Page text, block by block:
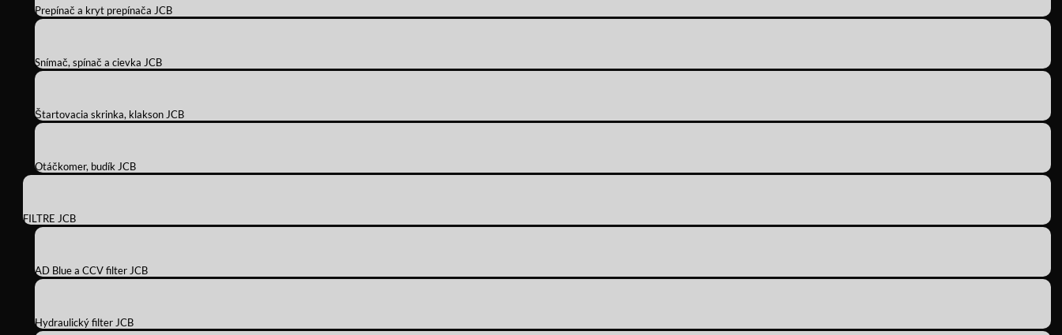
Prepínač a kryt prepínača JCB
Snímač, spínač a cievka JCB
Štartovacia skrinka, klakson JCB
Otáčkomer, budík JCB
FILTRE JCB
AD Blue a CCV filter JCB
Hydraulický filter JCB